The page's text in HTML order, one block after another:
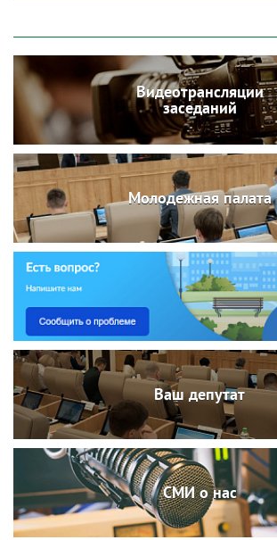
Видеотрансляции
заседаний
Молодежная палата
Ваш депутат
СМИ о нас